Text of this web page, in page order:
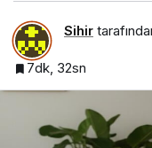
Sihir
7dk, 32sn